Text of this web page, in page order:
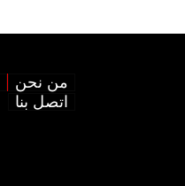
من نحن
اتصل بنا